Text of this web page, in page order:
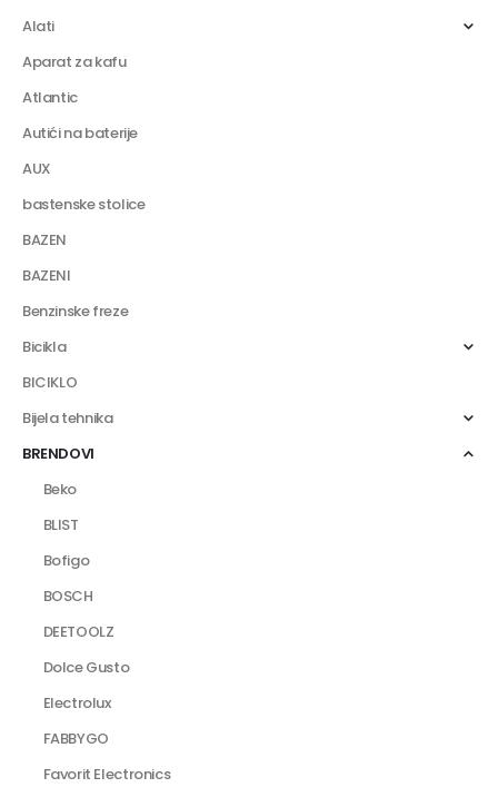
Alati
Aparat za kafu
Atlantic
Autići na baterije
AUX
bastenske stolice
BAZEN
BAZENI
Benzinske freze
Bicikla
BICIKLO
Bijela tehnika
BRENDOVI
Beko
BLIST
Bofigo
BOSCH
DEETOOLZ
Dolce Gusto
Electrolux
FABBYGO
Favorit Electronics